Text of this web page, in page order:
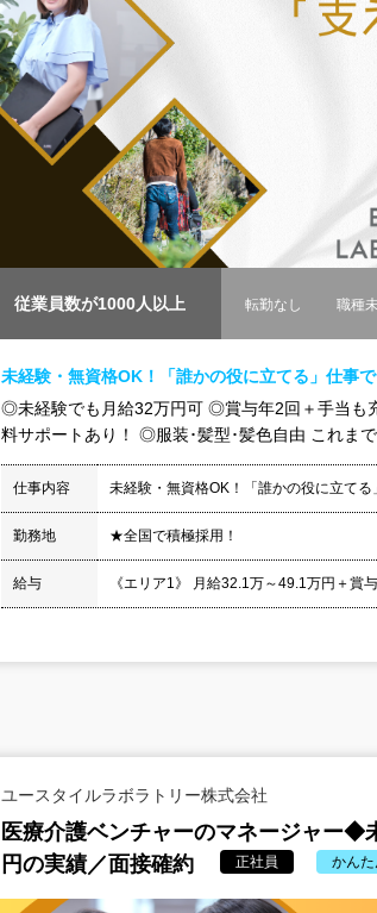
従業員数が1000人以上 転勤なし 職種
未経験・無資格OK！「誰かの役に立てる」仕事
◎未経験でも月給32万円可 ◎賞与年2回＋手当
料サポートあり！ ◎服装･髪型･髪色自由 これま
仕事内容 未経験・無資格OK！「誰かの役に立て
勤務地 ★全国で積極採用！
給与 《エリア1》 月給32.1万～49.1万円＋
ユースタイルラボラトリー株式会社
医療介護ベンチャーのマネージャー◆
円の実績／面接確約
正社員 かん